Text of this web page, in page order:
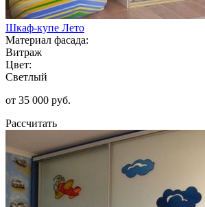
Шкаф-купе Лето
Материал фасада:
Витраж
Цвет:
Светлый
от 35 000 руб.
Рассчитать